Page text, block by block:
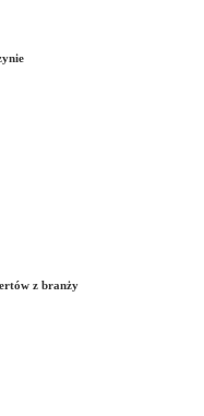
z branży